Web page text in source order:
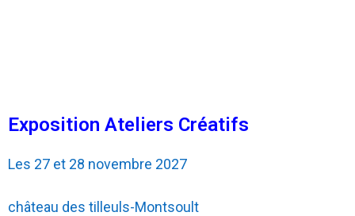
Exposition Ateliers Créatifs
Les 27 et 28 novembre 2027
château des tilleuls-Montsoult